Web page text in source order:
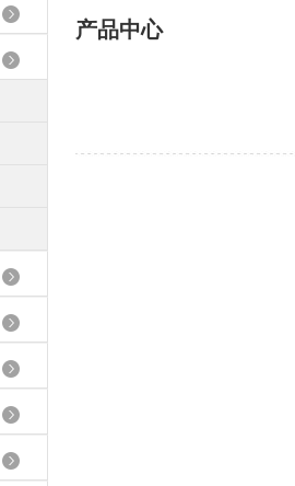
产品中心